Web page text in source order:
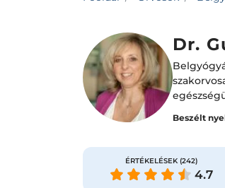
Dr.
Beszélt
ÉRTÉKELÉSEK(242)
4.7